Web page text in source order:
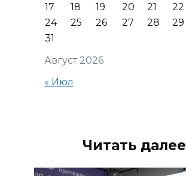
Август 2026
17
18 19 20 21 22
24
25 26 27 28 29
31
« Июл
Читать далее